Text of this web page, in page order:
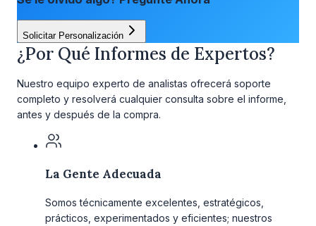
Solicitar Personalización
¿Por Qué Informes de Expertos?
Nuestro equipo experto de analistas ofrecerá soporte
completo y resolverá cualquier consulta sobre el informe,
antes y después de la compra.
La Gente Adecuada
Somos técnicamente excelentes, estratégicos,
prácticos, experimentados y eficientes; nuestros